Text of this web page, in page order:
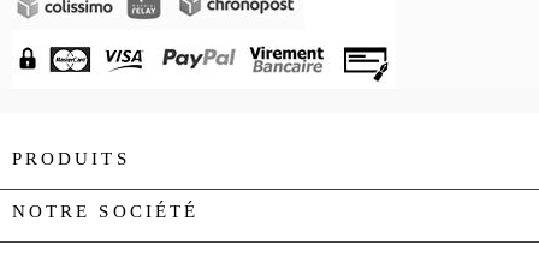
PRODUITS
NOTRE SOCIÉTÉ